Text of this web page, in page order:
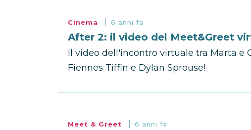
Cinema 6 anni fa
After 2: il video del Meet&Greet
Il video dell'incontro virtuale tra Marta e
Fiennes Tiffin e Dylan Sprouse!
Meet & Greet 6 anni fa